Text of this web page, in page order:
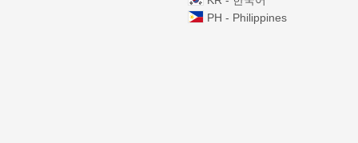
PH - Philippines